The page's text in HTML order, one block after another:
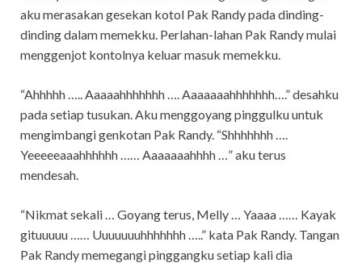
aku merasakan gesekan kotol Pak Randy pada dinding-
dinding dalam memekku. Perlahan-lahan Pak Randy mulai
menggenjot kontolnya keluar masuk memekku.
“Ahhhhh ….. Aaaaahhhhhhh …. Aaaaaaahhhhhhh….” desahku
pada setiap tusukan. Aku menggoyang pinggulku untuk
mengimbangi genkotan Pak Randy. “Shhhhhhh ….
Yeeeeeaaahhhhhh …… Aaaaaaahhhh …” aku terus
mendesah.
“Nikmat sekali … Goyang terus, Melly … Yaaaa …… Kayak
gituuuuu …… Uuuuuuuhhhhhhh …..” kata Pak Randy. Tangan
Pak Randy memegangi pinggangku setiap kali dia